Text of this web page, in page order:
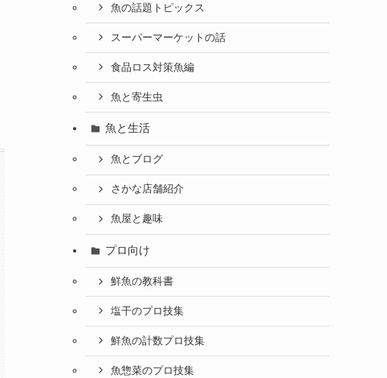
魚の話題トピックス
スーパーマーケットの話
食品ロス対策魚編
魚と寄生虫
魚と生活
魚とブログ
さかな店舗紹介
魚屋と趣味
プロ向け
鮮魚の教科書
塩干のプロ技集
鮮魚の計数プロ技集
魚惣菜のプロ技集